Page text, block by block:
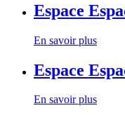
Espace
En savoir plus
Espace
En savoir plus